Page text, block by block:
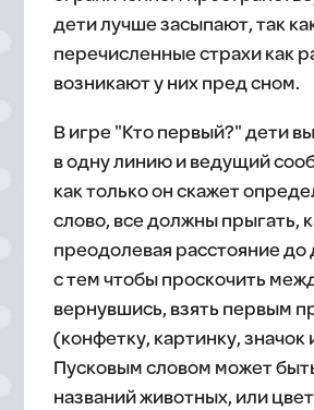
дети лучше засыпают, так
перечисленные страхи как
возникают у них пред сном.
В игре "Кто первый?" дети
в одну линию и ведущий
как только он скажет
слово, все должны прыгать,
преодолевая расстояние до
с тем чтобы проскочить
вернувшись, взять первым
(конфетку, картинку, значок
Пусковым словом может
названий животных, или